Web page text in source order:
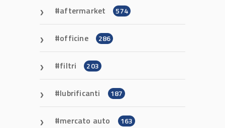
aftermarket 574
officine 286
filtri 203
lubrificanti 187
mercato auto 163